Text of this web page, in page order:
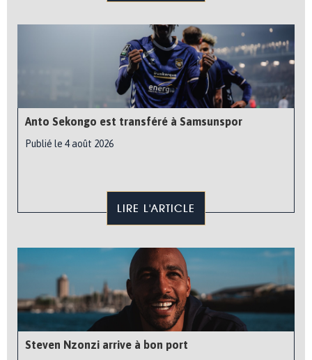
Anto Sekongo est transféré à Samsunspor
Publié le 4 août 2026
LIRE L'ARTICLE
Steven Nzonzi arrive à bon port